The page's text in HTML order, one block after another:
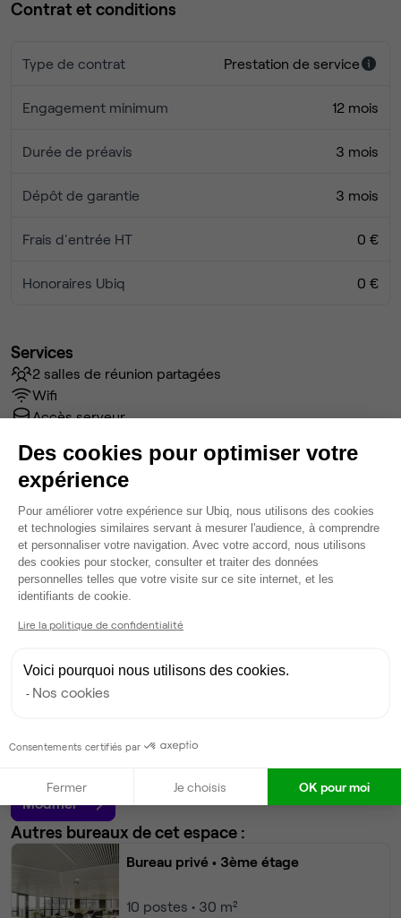
Contrat et conditions
Type de contrat Prestation de service
Engagement minimum 12 mois
Durée de préavis 3 mois
Dépôt de garantie 3 mois
Frais d'entrée HT 0 €
Honoraires Ubiq 0 €
Services
2 salles de réunion partagées
Wifi
Accès serveur
Fibre
Coin cafet'
Climatisation
Espace d'attente
Espace détente
Ménage
Voir plus
Bureau privé • 3ème étage
600 €
Modifier
Autres bureaux de cet espace :
Bureau privé • 3ème étage
10 postes • 30 m²
Des cookies pour optimiser votre
expérience
Plateforme de Gestion du
Pour améliorer votre expérience sur Ubiq, nous utilisons des cookies
et technologies similaires servant à mesurer l'audience, à comprendre
et personnaliser votre navigation. Avec votre accord, nous utilisons
des cookies pour stocker, consulter et traiter des données
personnelles telles que votre visite sur ce site internet, et les
identifiants de cookie.
Lire la politique de confidentialité
Voici pourquoi nous utilisons des cookies.
Nos cookies
Consentements certifiés par
Fermer Je choisis OK pour moi